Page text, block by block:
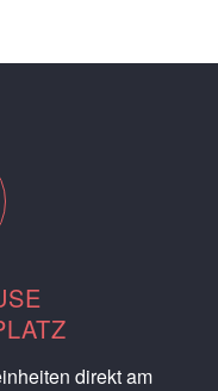
direkt am